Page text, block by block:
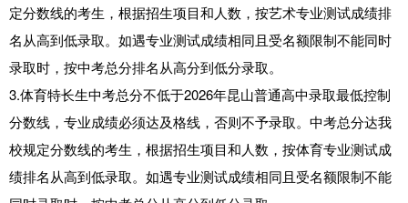
定分数线的考生，根据招生项目和人数，按艺术专业测试成绩排
名从高到低录取。如遇专业测试成绩相同且受名额限制不能同时
录取时，按中考总分排名从高分到低分录取。
3.体育特长生中考总分不低于2026年昆山普通高中录取最低控制
分数线，专业成绩必须达及格线，否则不予录取。中考总分达我
校规定分数线的考生，根据招生项目和人数，按体育专业测试成
绩排名从高到低录取。如遇专业测试成绩相同且受名额限制不能